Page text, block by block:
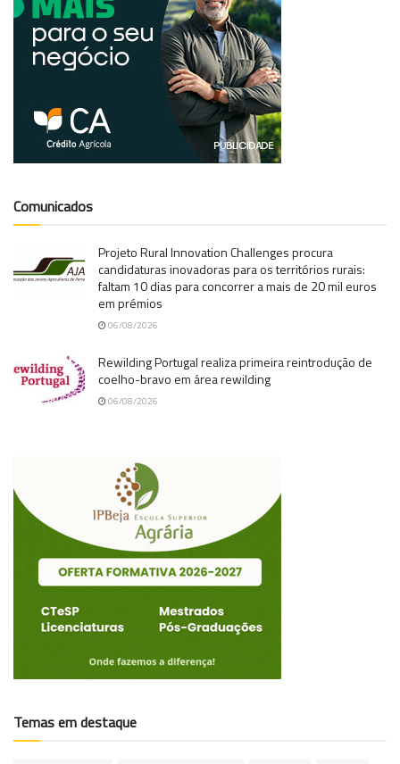
Comunicados
Projeto Rural Innovation Challenges procura
candidaturas inovadoras para os territórios rurais:
faltam 10 dias para concorrer a mais de 20 mil euros
em prémios
06/08/2026
Rewilding Portugal realiza primeira reintrodução de
coelho-bravo em área rewilding
06/08/2026
Temas em destaque